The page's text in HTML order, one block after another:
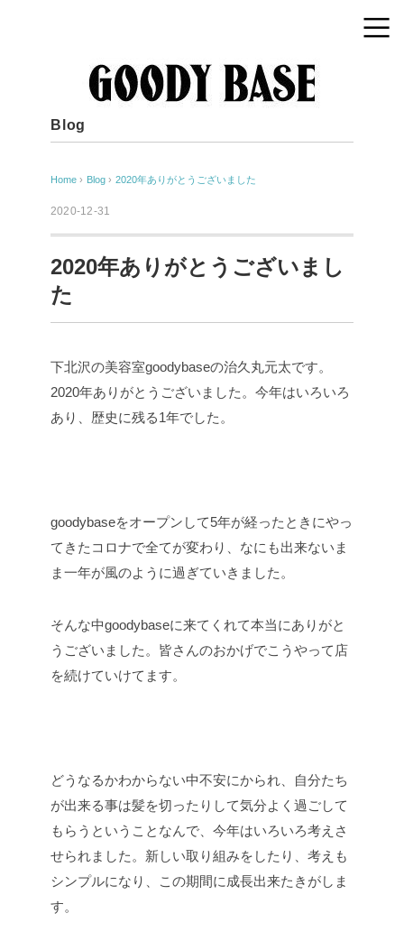
Blog
Home › Blog › 2020年ありがとうございました
2020-12-31
2020年ありがとうございまし
た
下北沢の美容室goodybaseの治久丸元太です。
2020年ありがとうございました。今年はいろいろ
あり、歴史に残る1年でした。
goodybaseをオープンして5年が経ったときにやっ
てきたコロナで全てが変わり、なにも出来ないま
ま一年が風のように過ぎていきました。
そんな中goodybaseに来てくれて本当にありがと
うございました。皆さんのおかげでこうやって店
を続けていけてます。
どうなるかわからない中不安にかられ、自分たち
が出来る事は髪を切ったりして気分よく過ごして
もらうということなんで、今年はいろいろ考えさ
せられました。新しい取り組みをしたり、考えも
シンプルになり、この期間に成長出来たきがしま
す。